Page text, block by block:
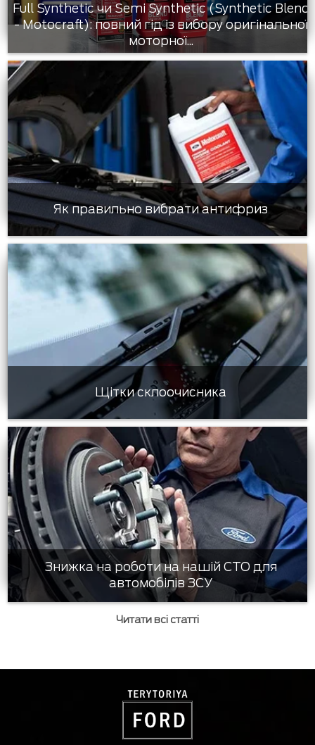
Full Synthetic чи Semi Synthetic (Synthetic Blend
- Motocraft): повний гід із вибору оригінальної
моторної...
Як правильно вибрати антифриз
Щітки склоочисника
Знижка на роботи на нашій СТО для
автомобілів ЗСУ
Читати всі статті